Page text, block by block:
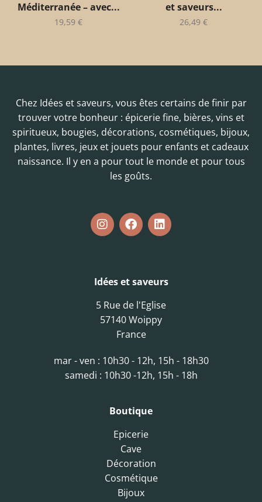
Méditerranée – avec...
19,59 €
et saveurs...
26,49 €
Chez Idées et saveurs, vous êtes certains de finir par
trouver votre bonheur : épicerie fine, bières, vins et
spiritueux, bougies, décorations, cosmétiques, bijoux,
plantes, livres, jeux et jouets pour enfants et cadeaux
naissance. Il y en a pour tout le monde et pour tous
les goûts.
Idées et saveurs
5 Rue de l'Eglise
57140 Woippy
France
mar - ven : 10h30 - 12h, 15h - 18h30
samedi : 10h30 -12h, 15h - 18h
Boutique
Epicerie
Cave
Décoration
Cosmétique
Bijoux